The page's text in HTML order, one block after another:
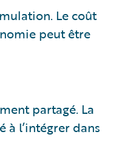
Le coût
peut être
partagé. La
l’intégrer dans